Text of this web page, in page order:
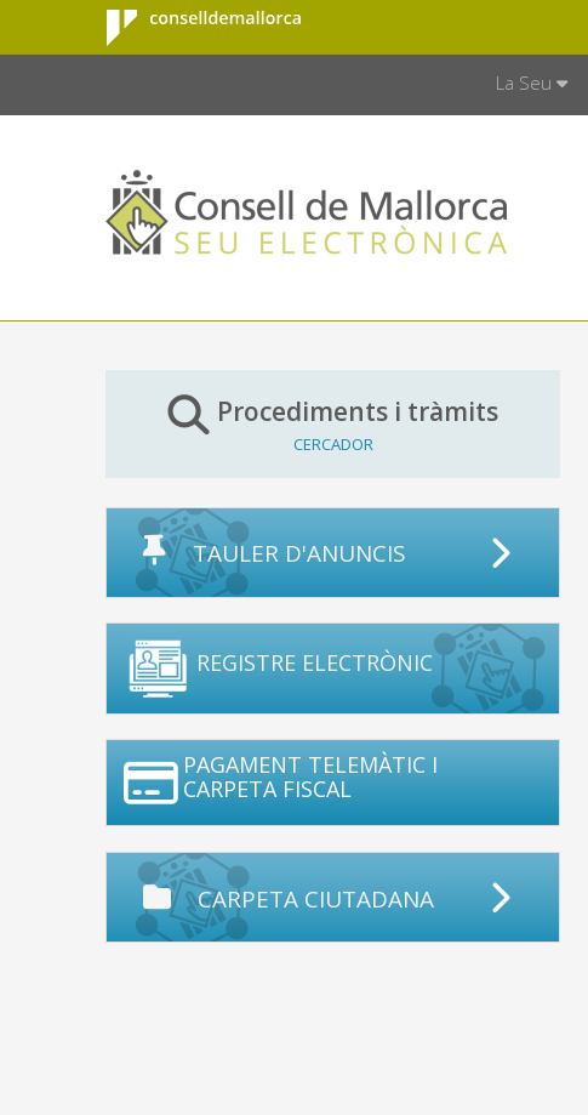
Salta al contingut principal
Consell de
Mallorca
La Seu
Procediments i tràmits
CERCADOR
TAULER D'ANUNCIS
REGISTRE ELECTRÒNIC
PAGAMENT TELEMÀTIC I
CARPETA FISCAL
CARPETA CIUTADANA